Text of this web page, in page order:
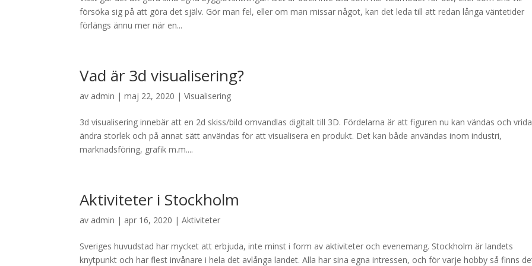
försöka sig på att göra det själv. Gör man fel, eller om man missar något, kan det leda till att redan långa väntetider
förlängs ännu mer när en...
Vad är 3d visualisering?
av admin |maj 22, 2020 |Visualisering
3d visualisering innebär att en 2d skiss/bild omvandlas digitalt till 3D. Fördelarna är att figuren nu kan vändas och
ändra storlek och på annat sätt användas för att visualisera en produkt. Det kan både användas inom industri,
marknadsföring, grafik m.m....
Aktiviteter i Stockholm
av admin | apr 16, 2020 |Aktiviteter
Sveriges huvudstad har mycket att erbjuda, inte minst i form av aktiviteter och evenemang. Stockholm är landets
knytpunkt och har flest invånare i hela det avlånga landet. Alla har sina egna intressen, och för varje hobby så finns